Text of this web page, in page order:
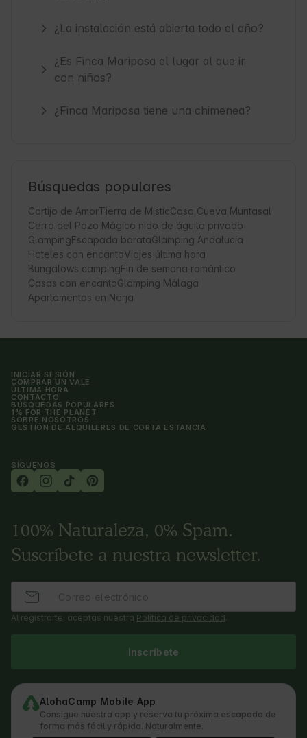
¿La instalación está abierta todo el año?
¿Es Finca Mariposa el lugar al que ir
con niños?
¿Finca Mariposa tiene una chimenea?
Búsquedas populares
Cortijo de AmorTierra de MisticCasa Cueva Muntasal
Cerro del Pozo Mágico nido de águila privado
GlampingEscapada barataGlamping Andalucía
Hoteles con encantoViajes última hora
Bungalows campingFin de semana romántico
Casas con encantoGlamping Málaga
Apartamentos en Nerja
INICIAR SESIÓN
COMPRAR UN VALE
ÚLTIMA HORA
CONTACTO
BÚSQUEDAS POPULARES
1% FOR THE PLANET
SOBRE NOSOTROS
GESTIÓN DE ALQUILERES DE CORTA ESTANCIA
SÍGUENOS
100% Naturaleza, 0% Spam.
Suscríbete a nuestra newsletter.
Al registrarte, aceptas nuestra Política de privacidad.
Inscríbete
AlohaCamp Mobile App
Consigue nuestra app y reserva tu próxima escapada de
forma más fácil y rápida. Naturalmente.